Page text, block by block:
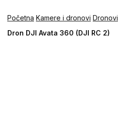
Početna Kamere i dronovi Dronovi
Dron DJI Avata 360 (DJI RC 2)